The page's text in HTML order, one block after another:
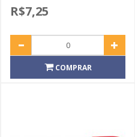
R$7,25
COMPRAR